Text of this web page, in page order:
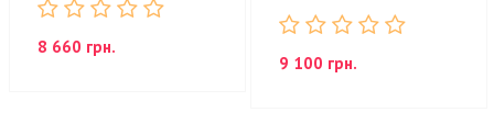
8 660 грн.
9 100 грн.